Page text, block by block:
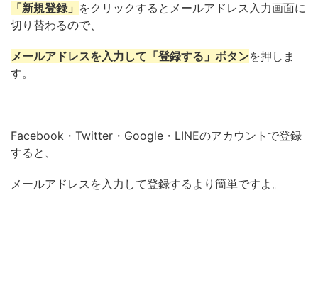
「新規登録」 をクリックするとメールアドレス入力画面に
切り替わるので、
メールアドレスを入力して「登録する」ボタンを押しま
す。
Facebook・Twitter・Google・LINEのアカウントで登録
すると、
メールアドレスを入力して登録するより簡単ですよ。